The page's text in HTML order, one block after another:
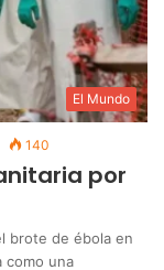
El Mundo
140
por
brote de ébola en
como una